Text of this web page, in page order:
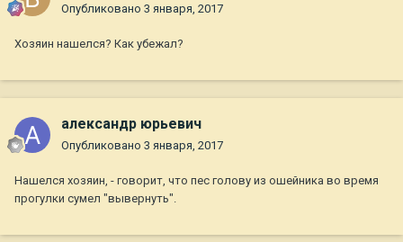
Опубликовано 3 января, 2017
Хозяин нашелся? Как убежал?
александр юрьевич
Опубликовано 3 января, 2017
Нашелся хозяин, - говорит, что пес голову из ошейника во время
прогулки сумел "вывернуть".